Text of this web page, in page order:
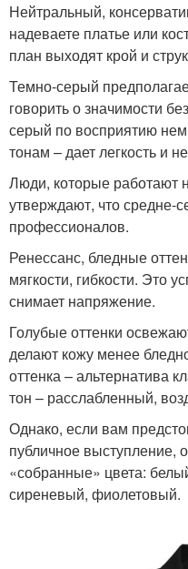
Нейтральный,
надеваете платье или
план выходят крой и
Темно-серый
говорить о значимости
серый по восприятию
тонам – дает легкость и
Люди, которые работают
утверждают, что средне-
профессионалов.
Ренессанс, бледные
мягкости, гибкости. Это
снимает напряжение.
Голубые оттенки
делают кожу менее
оттенка – альтернатива
тон – расслабленный,
Однако, если вам
публичное выступление,
«собранные» цвета:
сиреневый, фиолетовый.